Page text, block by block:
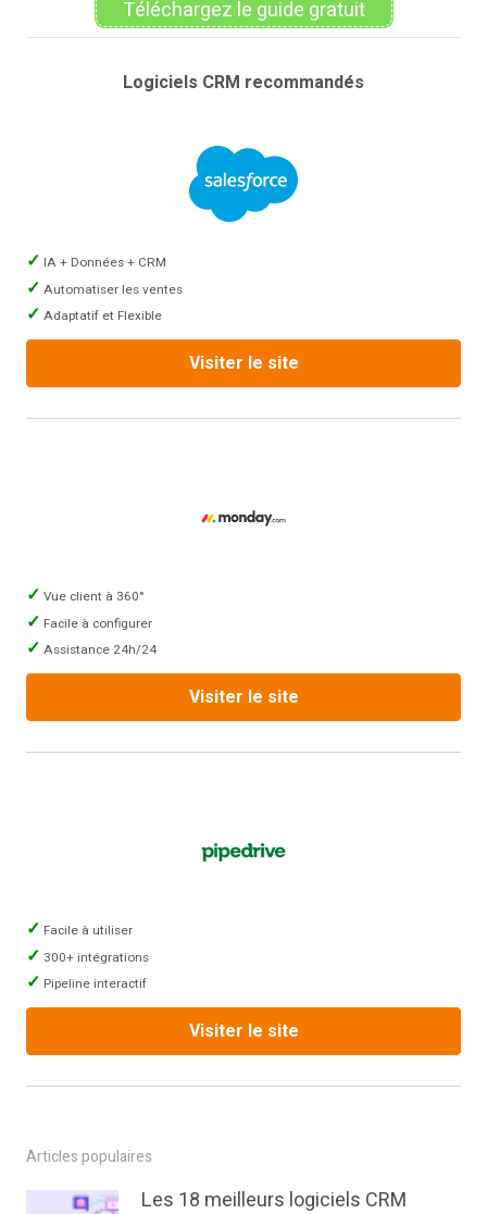
Téléchargez le guide gratuit
Logiciels CRM recommandés
IA + Données + CRM
Automatiser les ventes
Adaptatif et Flexible
Visiter le site
Vue client à 360°
Facile à configurer
Assistance 24h/24
Visiter le site
Facile à utiliser
300+ intégrations
Pipeline interactif
Visiter le site
Articles populaires
Les 18 meilleurs logiciels CRM